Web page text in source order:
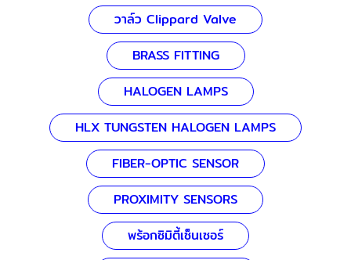
วาล์ว Clippard Valve
BRASS FITTING
HALOGEN LAMPS
HLX TUNGSTEN HALOGEN LAMPS
FIBER-OPTIC SENSOR
PROXIMITY SENSORS
พร้อกซิมิตี้เซ็นเซอร์